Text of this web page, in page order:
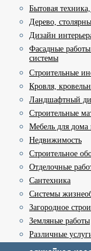
Бытовая
Дерево,
Дизайн
Фасадные
системы
Строительные
Кровля,
Ландшафтный
Строительные
Мебель для дома
Недвижимость
Строительное
Отделочные
Сантехника
Системы
Загородное
Земляные работы
Различные